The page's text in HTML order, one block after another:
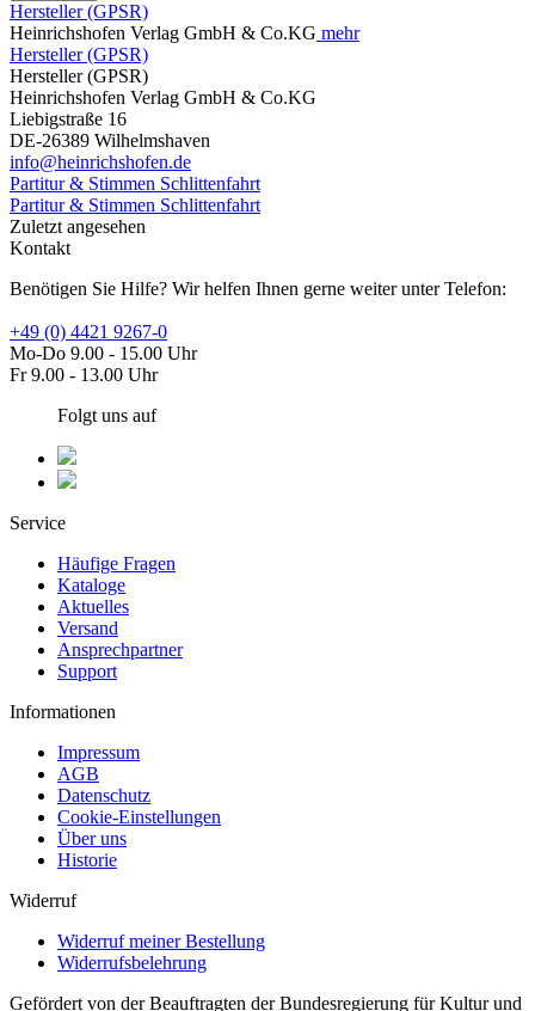
Hersteller (GPSR)
Heinrichshofen Verlag GmbH & Co.KG mehr
Hersteller (GPSR)
Hersteller (GPSR)
Heinrichshofen Verlag GmbH & Co.KG
Liebigstraße 16
DE-26389 Wilhelmshaven
info@heinrichshofen.de
Partitur & Stimmen Schlittenfahrt
Partitur & Stimmen Schlittenfahrt
Zuletzt angesehen
Kontakt
Benötigen Sie Hilfe? Wir helfen Ihnen gerne weiter unter Telefon:
+49 (0) 4421 9267-0
Mo-Do 9.00 - 15.00 Uhr
Fr 9.00 - 13.00 Uhr
Folgt uns auf
Service
Häufige Fragen
Kataloge
Aktuelles
Versand
Ansprechpartner
Support
Informationen
Impressum
AGB
Datenschutz
Cookie-Einstellungen
Über uns
Historie
Widerruf
Widerruf meiner Bestellung
Widerrufsbelehrung
Gefördert von der Beauftragten der Bundesregierung für Kultur und